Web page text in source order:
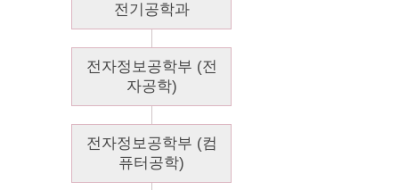
전기공학과
전자정보공학부 (전
자공학)
전자정보공학부 (컴
퓨터공학)